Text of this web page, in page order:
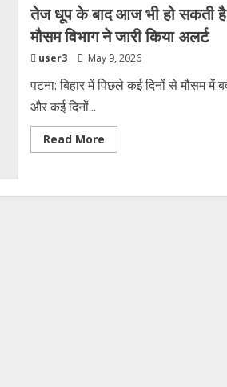
तेज धूप के बाद आज भी हो सकती
मौसम विभाग ने जारी किया अलर्ट
user3 May 9, 2026
पटना: बिहार में पिछले कई दिनों से मौसम में
और कई दिनों...
Read MoreRead
more
के